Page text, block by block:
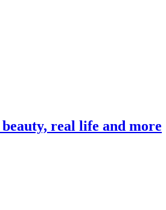
real life and more